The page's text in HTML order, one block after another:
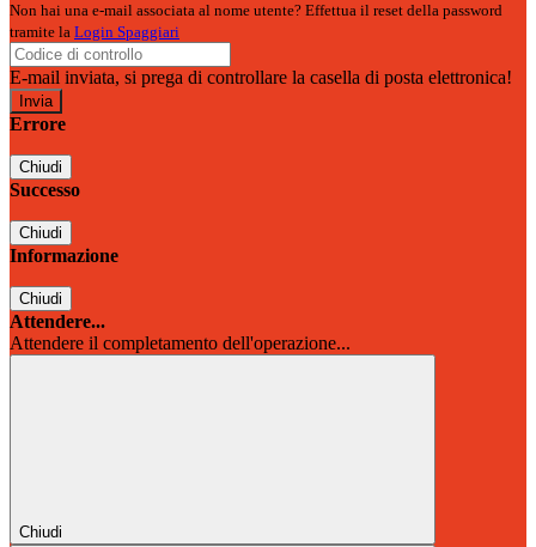
Non hai una e-mail associata al nome utente? Effettua il reset della password
tramite la Login Spaggiari
E-mail inviata, si prega di controllare la casella di posta elettronica!
Errore
Chiudi
Successo
Chiudi
Informazione
Chiudi
Attendere...
Attendere il completamento dell'operazione...
Chiudi